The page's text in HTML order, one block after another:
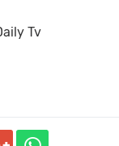
Tv